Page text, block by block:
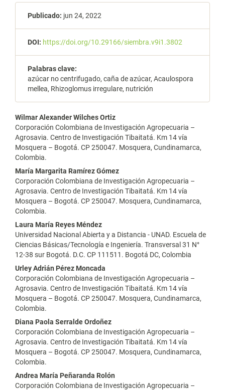
Publicado: jun 24, 2022
DOI: https://doi.org/10.29166/siembra.v9i1.3802
Palabras clave:
azúcar no centrifugado, caña de azúcar, Acaulospora
mellea, Rhizoglomus irregulare, nutrición
Contenido
principal
del
artículo
Wilmar Alexander Wilches Ortiz
Corporación Colombiana de Investigación Agropecuaria –
Agrosavia. Centro de Investigación Tibaitatá. Km 14 vía
Mosquera – Bogotá. CP 250047. Mosquera, Cundinamarca,
Colombia.
María Margarita Ramírez Gómez
Corporación Colombiana de Investigación Agropecuaria –
Agrosavia. Centro de Investigación Tibaitatá. Km 14 vía
Mosquera – Bogotá. CP 250047. Mosquera, Cundinamarca,
Colombia.
Laura María Reyes Méndez
Universidad Nacional Abierta y a Distancia - UNAD. Escuela de
Ciencias Básicas/Tecnología e Ingeniería. Transversal 31 N°
12-38 sur Bogotá. D.C. CP 111511. Bogotá DC, Colombia
Urley Adrián Pérez Moncada
Corporación Colombiana de Investigación Agropecuaria –
Agrosavia. Centro de Investigación Tibaitatá. Km 14 vía
Mosquera – Bogotá. CP 250047. Mosquera, Cundinamarca,
Colombia.
Diana Paola Serralde Ordoñez
Corporación Colombiana de Investigación Agropecuaria –
Agrosavia. Centro de Investigación Tibaitatá. Km 14 vía
Mosquera – Bogotá. CP 250047. Mosquera, Cundinamarca,
Colombia.
Andrea María Peñaranda Rolón
Corporación Colombiana de Investigación Agropecuaria –